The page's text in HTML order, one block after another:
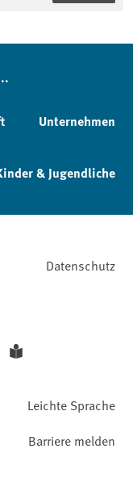
Unternehmen
& Jugendliche
Datenschutz
Leichte Sprache
Barriere melden